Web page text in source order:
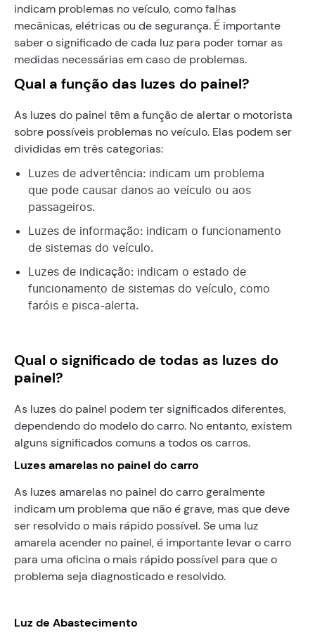
indicam problemas no veículo, como falhas
mecânicas, elétricas ou de segurança. É importante
saber o significado de cada luz para poder tomar as
medidas necessárias em caso de problemas.
Qual a função das luzes do painel?
As luzes do painel têm a função de alertar o motorista
sobre possíveis problemas no veículo. Elas podem ser
divididas em três categorias:
Luzes de advertência: indicam um problema
que pode causar danos ao veículo ou aos
passageiros.
Luzes de informação: indicam o funcionamento
de sistemas do veículo.
Luzes de indicação: indicam o estado de
funcionamento de sistemas do veículo, como
faróis e pisca-alerta.
Qual o significado de todas as luzes do
painel?
As luzes do painel podem ter significados diferentes,
dependendo do modelo do carro. No entanto, existem
alguns significados comuns a todos os carros.
Luzes amarelas no painel do carro
As luzes amarelas no painel do carro geralmente
indicam um problema que não é grave, mas que deve
ser resolvido o mais rápido possível. Se uma luz
amarela acender no painel, é importante levar o carro
para uma oficina o mais rápido possível para que o
problema seja diagnosticado e resolvido.
Luz de Abastecimento